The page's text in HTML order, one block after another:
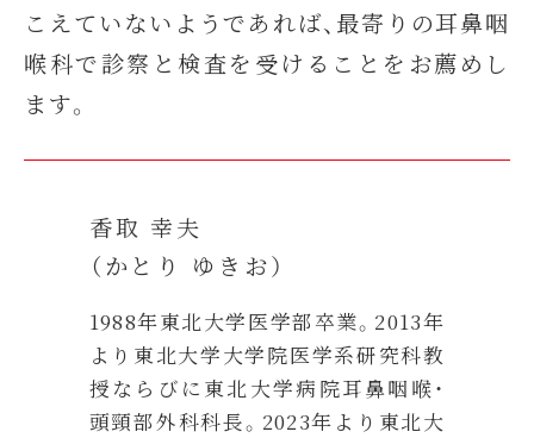
こえていないようであれば、最寄りの耳鼻咽
喉科で診察と検査を受けることをお薦めし
ます。
香取 幸夫
（かとり ゆきお）
1988年東北大学医学部卒業。2013年
より東北大学大学院医学系研究科教
授ならびに東北大学病院耳鼻咽喉・
頭頸部外科科長。2023年より東北大